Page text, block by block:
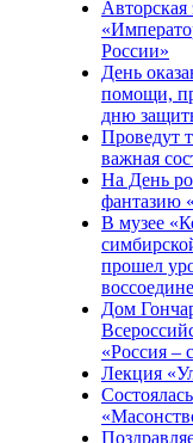
Авторская
России»
День
помощи,
дню
Проведут
важная
На День
фантазию
В музее
прошел
Дом
«Россия –
Лекция